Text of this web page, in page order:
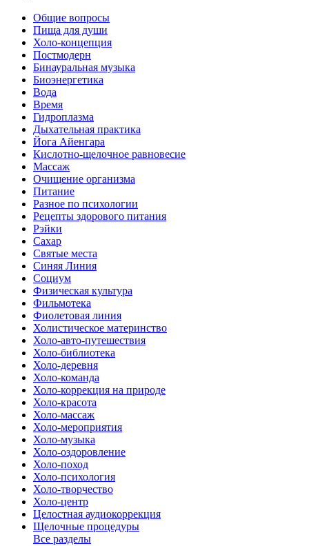
Общие вопросы
Пища для души
Холо-концепция
Постмодерн
Бинауральная музыка
Биоэнергетика
Вода
Время
Гидроплазма
Дыхательная практика
Йога Айенгара
Кислотно-щелочное равновесие
Массаж
Очищение организма
Питание
Разное по психологии
Рецепты здорового питания
Рэйки
Сахар
Святые места
Синяя Линия
Социум
Физическая культура
Фильмотека
Фиолетовая линия
Холистическое материнство
Холо-авто-путешествия
Холо-библиотека
Холо-деревня
Холо-команда
Холо-коррекция на природе
Холо-красота
Холо-массаж
Холо-мероприятия
Холо-музыка
Холо-оздоровление
Холо-поход
Холо-психология
Холо-творчество
Холо-центр
Целостная аудиокоррекция
Щелочные процедуры
Все разделы